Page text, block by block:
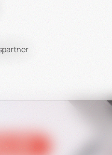
seinen Kunden an?